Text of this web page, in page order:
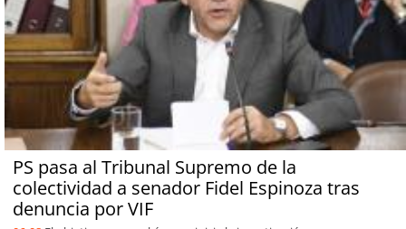
PS pasa al Tribunal Supremo de la
colectividad a senador Fidel Espinoza tras
denuncia por VIF